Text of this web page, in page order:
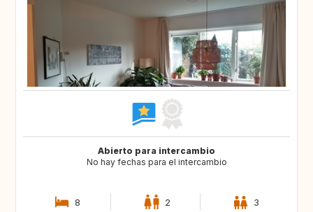
Abierto para intercambio
No hay fechas para el intercambio
8 2 3